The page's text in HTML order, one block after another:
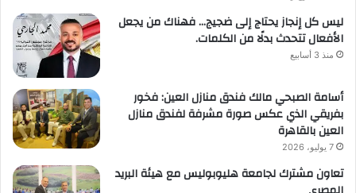
ليس كل إنجاز يحتاج إلى ضجيج… فهناك من يجعل
الأفعال تتحدث بدلًا من الكلمات.
منذ 3 أسابيع
أسامة الصبحي مالك فندق منازل العين: فخور
بفريقي الذي عكس صورة مشرفة لفندق منازل
العين بالقاهرة
7 يوليو، 2026
تعاون مشترك لجامعة هليوبوليس مع هيئة البريد